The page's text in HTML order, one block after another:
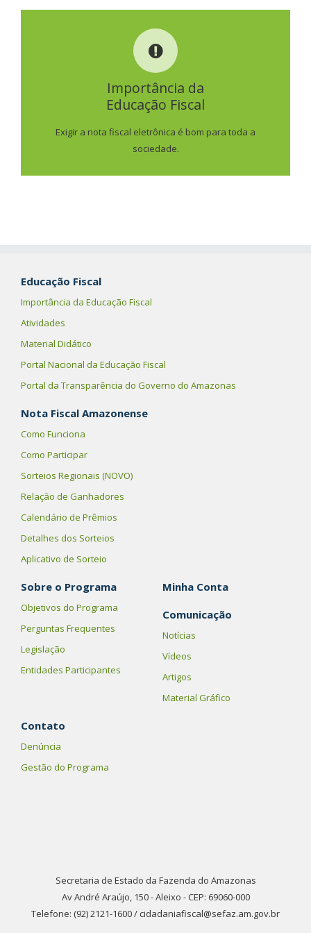
Importância da
Educação Fiscal
Exigir a nota fiscal eletrônica é bom para toda a
sociedade.
IMPORTÂNCIA DA
SAIBA MAIS
Educação Fiscal
Importância da Educação Fiscal
Atividades
Material Didático
Portal Nacional da Educação Fiscal
Portal da Transparência do Governo do Amazonas
Nota Fiscal Amazonense
Como Funciona
Como Participar
Sorteios Regionais (NOVO)
Relação de Ganhadores
Calendário de Prêmios
Detalhes dos Sorteios
Aplicativo de Sorteio
Sobre o Programa
Objetivos do Programa
Perguntas Frequentes
Legislação
Entidades Participantes
Minha Conta
Comunicação
Notícias
Vídeos
Artigos
Material Gráfico
Contato
Denúncia
Gestão do Programa
Secretaria de Estado da Fazenda do Amazonas
Av André Araújo, 150 - Aleixo - CEP: 69060-000
Telefone: (92) 2121-1600 / cidadaniafiscal@sefaz.am.gov.br